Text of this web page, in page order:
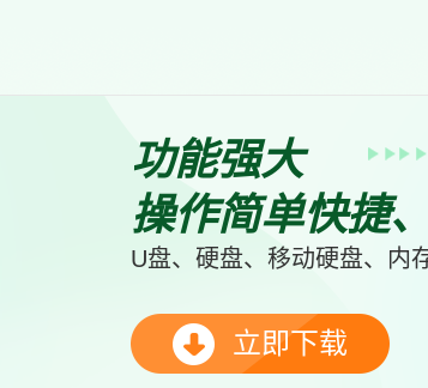
功能强大
操作简单快捷
U盘、硬盘、移动硬盘、内
立即下载